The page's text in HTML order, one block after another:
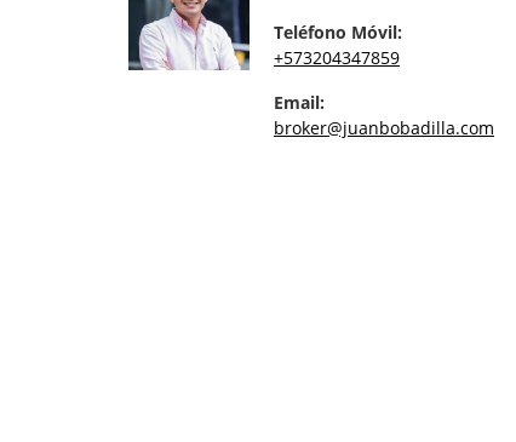
Teléfono Móvil:
+573204347859
Email:
broker@juanbobadilla.com